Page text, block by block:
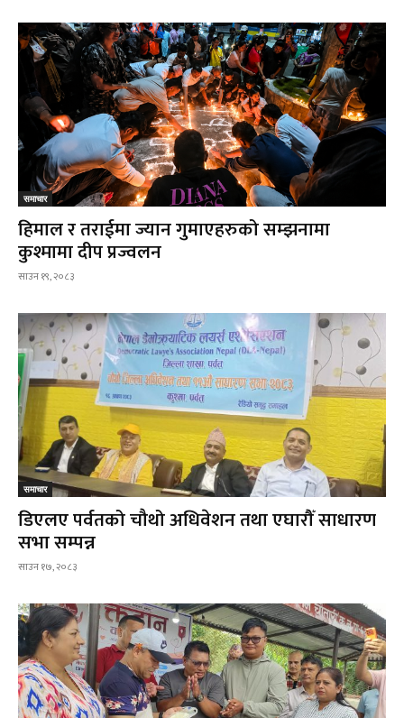
समाचार
हिमाल र तराईमा ज्यान गुमाएहरुको सम्झनामा
कुश्मामा दीप प्रज्वलन
साउन १९, २०८३
समाचार
डिएलए पर्वतको चौथो अधिवेशन तथा एघारौँ साधारण
सभा सम्पन्न
साउन १७, २०८३